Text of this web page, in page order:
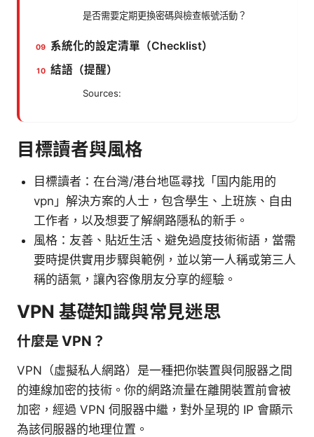
是否需要定期更換密碼與檢查帳號活動？
系統化的設定清單（Checklist）
結語（提醒）
Sources:
目標讀者與風格
目標讀者：在台灣/港台地區尋找「国内能用的
vpn」解決方案的人士，包含學生、上班族、自由
工作者，以及想要了解網路隱私的新手。
風格：友善、貼近生活、避免過度技術術語，當需
要時提供實用步驟與範例，並以第一人稱或第三人
稱的語氣，讓內容像朋友分享的經驗。
VPN 基礎知識與常見迷思
什麼是 VPN？
VPN（虛擬私人網路）是一種把你裝置與伺服器之間
的連線加密的技術。你的網路流量在離開裝置前會被
加密，經過 VPN 伺服器中繼，對外呈現的 IP 會顯示
為該伺服器的地理位置。